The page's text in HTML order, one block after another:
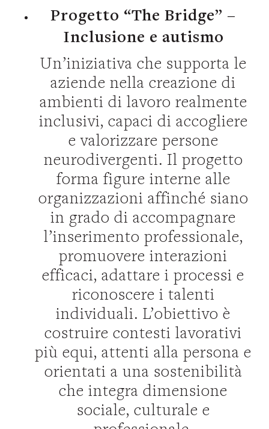
Progetto “The Bridge” –
Inclusione e autismo
Un’iniziativa che supporta le
aziende nella creazione di
ambienti di lavoro realmente
inclusivi, capaci di accogliere
e valorizzare persone
neurodivergenti. Il progetto
forma figure interne alle
organizzazioni affinché siano
in grado di accompagnare
l’inserimento professionale,
promuovere interazioni
efficaci, adattare i processi e
riconoscere i talenti
individuali. L’obiettivo è
costruire contesti lavorativi
più equi, attenti alla persona e
orientati a una sostenibilità
che integra dimensione
sociale, culturale e